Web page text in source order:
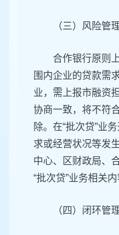
（三）风险管
合作银行原则
围内企业的贷款需
业，需上报市融资
协商一致，将不符
除。在“批次贷”业
求或经营状况等发
中心、区财政局、
“批次贷”业务相关内
（四）闭环管